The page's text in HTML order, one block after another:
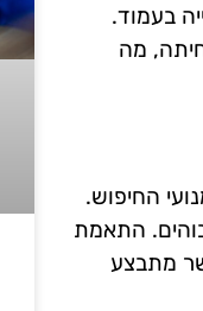
בעמוד.
מה
החיפוש.
התאמת
מתבצע